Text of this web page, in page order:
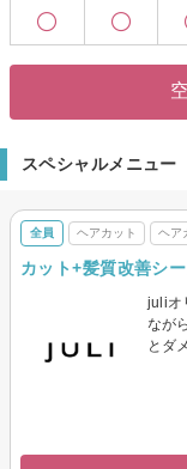
【コロナ対策中】こだわ
として、スタッフのマス
徹底しております。お客
ご来店お待ちしております♪
スペシャルメニュー
全員 ヘアカット ヘア
カット+髪質改善シ
juliオ
なが
とダ